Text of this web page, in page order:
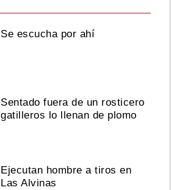
Se escucha por ahí
Sentado fuera de un rosticero
gatilleros lo llenan de plomo
Ejecutan hombre a tiros en
Las Alvinas